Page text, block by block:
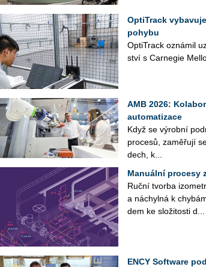
OptiTrack
pohybu
Op­tiT­rack ozná­mil
ství s Car­ne­gie
AMB 2026:
automatizace
Když se vý­rob­ní
pro­ce­sů, za­mě­řu­jí
dech, k...
Manuální procesy
Ruční tvor­ba
a ná­chyl­ná k
dem ke slo­ži­tos­ti d...
ENCY Software